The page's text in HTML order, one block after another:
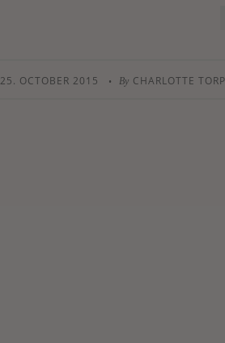
25. OCTOBER 2015 • By CHARLOTTE